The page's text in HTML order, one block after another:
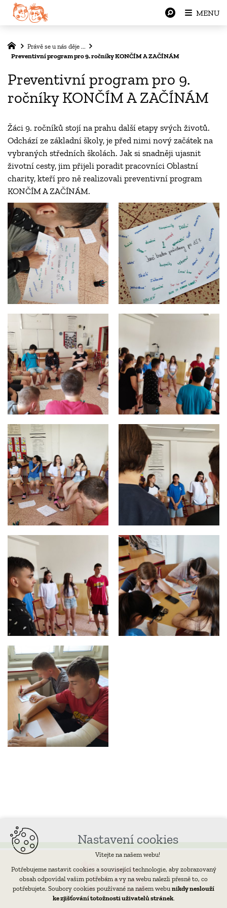
Právě se u nás děje ...
Preventivní program pro 9. ročníky KONČÍM A ZAČÍNÁM
Preventivní program pro 9.
ročníky KONČÍM A ZAČÍNÁM
Žáci 9. ročníků stojí na prahu další etapy svých životů.
Odchází ze základní školy, je před nimi nový začátek na
vybraných středních školách. Jak si snadněji ujasnit
životní cesty, jim přijeli poradit pracovníci Oblastní
charity, kteří pro ně realizovali preventivní program
KONČÍM A ZAČÍNÁM.
MENU
Nastavení cookies
Vítejte na našem webu!
Potřebujeme nastavit cookies a související technologie, aby zobrazovaný
obsah odpovídal vašim potřebám a vy na webu nalezli přesně to, co
potřebujete. Soubory cookies používané na našem webu nikdy neslouží
ke zjišťování totožnosti uživatelů stránek.